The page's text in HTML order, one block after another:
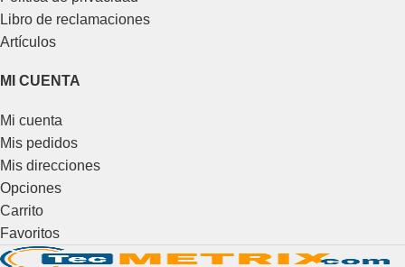
Libro de reclamaciones
Artículos
MI CUENTA
Mi cuenta
Mis pedidos
Mis direcciones
Opciones
Carrito
Favoritos